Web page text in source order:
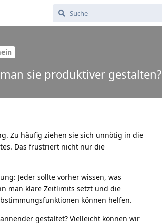
sie produktiver gestalten?
Zu häufig ziehen sie sich unnötig in die
Das frustriert nicht nur die
Jeder sollte vorher wissen, was
man klare Zeitlimits setzt und die
können helfen.
gestaltet? Vielleicht können wir